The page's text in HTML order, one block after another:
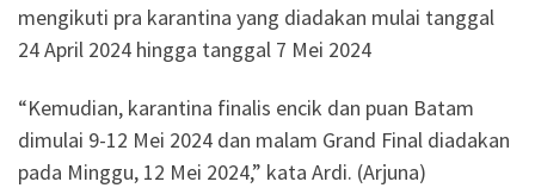
mengikuti pra karantina yang diadakan mulai tanggal
24 April 2024 hingga tanggal 7 Mei 2024
“Kemudian, karantina finalis encik dan puan Batam
dimulai 9-12 Mei 2024 dan malam Grand Final diadakan
pada Minggu, 12 Mei 2024,” kata Ardi. (Arjuna)